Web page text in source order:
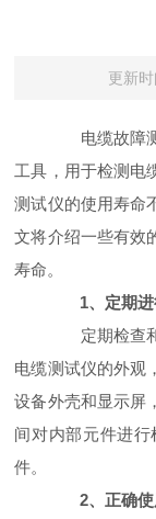
更新
电缆故障测
工具，用于检测电
测试仪的使用寿命
文将介绍一些有效
寿命。
1、定期
定期检查和
电缆测试仪的外观
设备外壳和显示屏
间对内部元件进
件。
2、正确